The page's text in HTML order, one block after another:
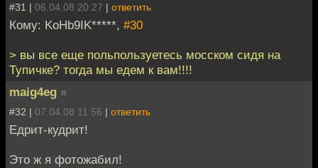
#31 | 06.04.08 20:27 | ответить
Кому: KoHb9IK*****, #30
> вы все еще польпользуетесь мосском сидя на
Тупичке? тогда мы едем к вам!!!!
maig4eg »
#32 | 07.04.08 11:56 | ответить
Едрит-кудрит!
Это ж я фотожабил!